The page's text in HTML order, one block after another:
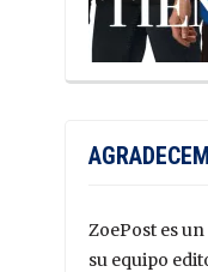
ZoePost es
su equipo